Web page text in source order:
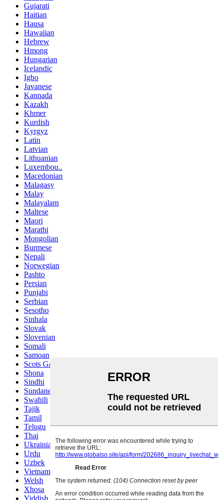
Gujarati
Haitian
Hausa
Hawaiian
Hebrew
Hmong
Hungarian
Icelandic
Igbo
Javanese
Kannada
Kazakh
Khmer
Kurdish
Kyrgyz
Latin
Latvian
Lithuanian
Luxembou..
Macedonian
Malagasy
Malay
Malayalam
Maltese
Maori
Marathi
Mongolian
Burmese
Nepali
Norwegian
Pashto
Persian
Punjabi
Serbian
Sesotho
Sinhala
Slovak
Slovenian
Somali
Samoan
Scots Gaelic
Shona
Sindhi
Sundanese
Swahili
Tajik
Tamil
Telugu
Thai
Ukrainian
Urdu
Uzbek
Vietnamese
Welsh
Xhosa